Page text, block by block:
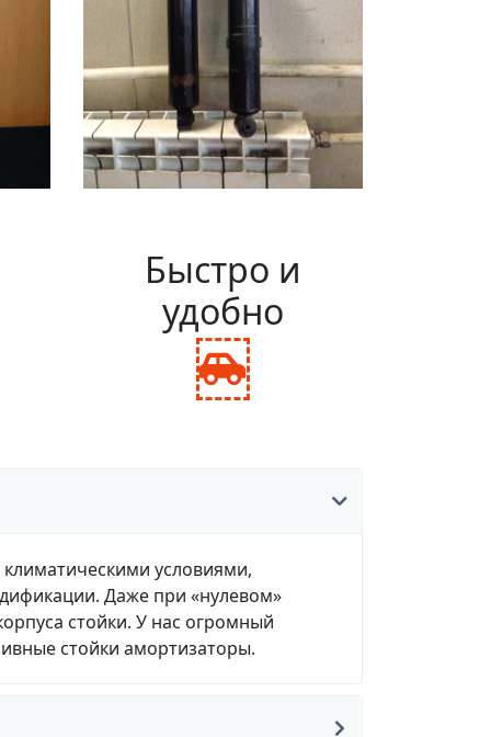
Быстро и
удобно
fas
условиями,
Даже при «нулевом»
стойки. У нас огромный
стойки амортизаторы.